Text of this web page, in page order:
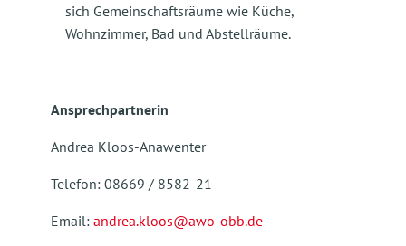
sich Gemeinschaftsräume wie Küche,
Wohnzimmer, Bad und Abstellräume.
Ansprechpartnerin
Andrea Kloos-Anawenter
Telefon: 08669 / 8582-21
Email: andrea.kloos@awo-obb.de